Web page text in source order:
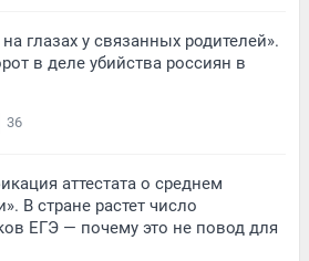
глазах у связанных родителей».
в деле убийства россиян в
36
аттестата о среднем
В стране растет число
ЕГЭ — почему это не повод для